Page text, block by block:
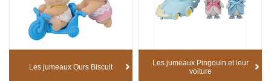
Les jumeaux Ours Biscuit
Les jumeaux Pingouin et leur
voiture